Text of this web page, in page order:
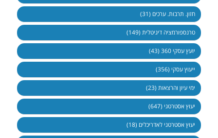
חזון. תרבות. ערכים (31)
טרנספורמציה דיגיטלית (149)
יועץ עסקי 360 (43)
ייעוץ עסקי (356)
ימי עיון והרצאות (23)
יעוץ אסטרטגי (647)
יעוץ אסטרטגי לאדריכלים (18)